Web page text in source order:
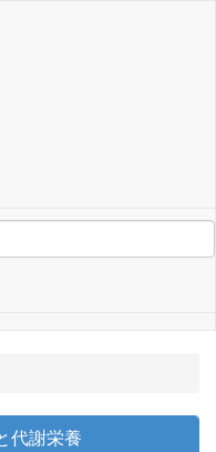
代謝栄養